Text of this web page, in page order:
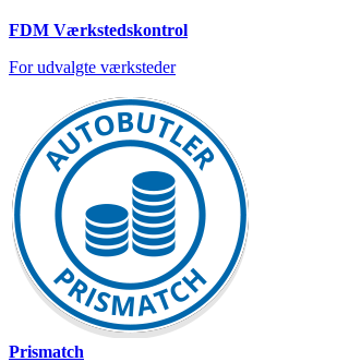
FDM Værkstedskontrol
For udvalgte værksteder
Prismatch